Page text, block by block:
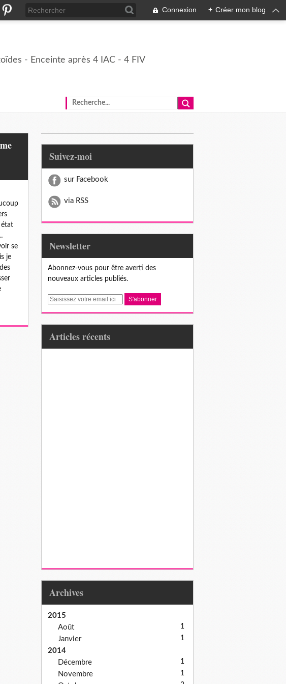
Connexion + Créer mon blog
- Enceinte après 4 IAC - 4 FIV
état
se
je
Suivez-moi
sur Facebook
via RSS
Newsletter
Abonnez-vous pour être averti des
nouveaux articles publiés.
E
articles récents
Archives
2015
Août
1
Janvier 1
2014
Décembre
1
Novembre 1